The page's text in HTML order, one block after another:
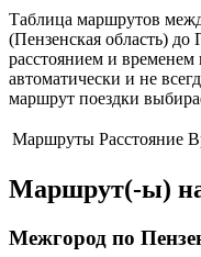
Таблица маршрутов
(Пензенская область)
расстоянием и
автоматически и не
маршрут поездки
Маршруты Расстояние
Маршрут(-ы)
Межгород по